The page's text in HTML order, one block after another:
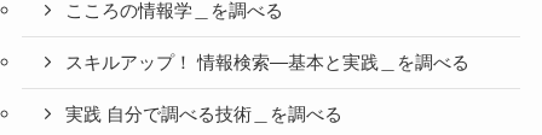
こころの情報学＿を調べる
スキルアップ！ 情報検索―基本と実践＿を調べる
実践 自分で調べる技術＿を調べる